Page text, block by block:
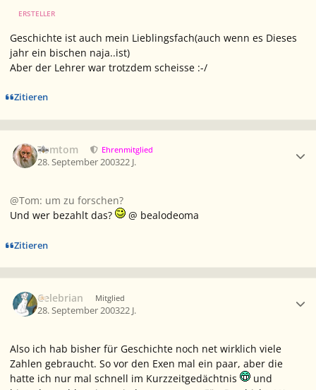
ERSTELLER
Geschichte ist auch mein Lieblingsfach(auch wenn es Dieses
jahr ein bischen naja..ist)
Aber der Lehrer war trotzdem scheisse :-/
Zitieren
Tomtom Ehrenmitglied
28. September 200322 J.
@Tom: um zu forschen?
Und wer bezahlt das?
@ bealodeoma
Zitieren
Celebrian Mitglied
28. September 200322 J.
Also ich hab bisher für Geschichte noch net wirklich viele
Zahlen gebraucht. So vor den Exen mal ein paar, aber die
hatte ich nur mal schnell im Kurzzeitgedächtnis
und